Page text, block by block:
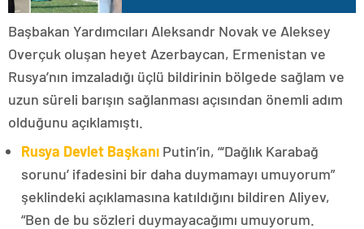
Başbakan Yardımcıları Aleksandr Novak ve Aleksey
Overçuk oluşan heyet Azerbaycan, Ermenistan ve
Rusya’nın imzaladığı üçlü bildirinin bölgede sağlam ve
uzun süreli barışın sağlanması açısından önemli adım
olduğunu açıklamıştı.
Rusya Devlet Başkanı Putin’in, “‘Dağlık Karabağ
sorunu’ ifadesini bir daha duymamayı umuyorum”
şeklindeki açıklamasına katıldığını bildiren Aliyev,
“Ben de bu sözleri duymayacağımı umuyorum.